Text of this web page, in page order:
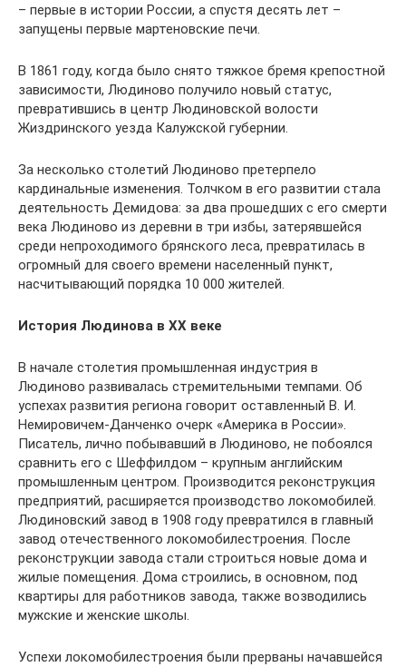
– первые в истории России, а спустя десять лет –
запущены первые мартеновские печи.
В 1861 году, когда было снято тяжкое бремя крепостной
зависимости, Людиново получило новый статус,
превратившись в центр Людиновской волости
Жиздринского уезда Калужской губернии.
За несколько столетий Людиново претерпело
кардинальные изменения. Толчком в его развитии стала
деятельность Демидова: за два прошедших с его смерти
века Людиново из деревни в три избы, затерявшейся
среди непроходимого брянского леса, превратилась в
огромный для своего времени населенный пункт,
насчитывающий порядка 10 000 жителей.
История Людинова в XX веке
В начале столетия промышленная индустрия в
Людиново развивалась стремительными темпами. Об
успехах развития региона говорит оставленный В. И.
Немировичем-Данченко очерк «Америка в России».
Писатель, лично побывавший в Людиново, не побоялся
сравнить его с Шеффилдом – крупным английским
промышленным центром. Производится реконструкция
предприятий, расширяется производство локомобилей.
Людиновский завод в 1908 году превратился в главный
завод отечественного локомобилестроения. После
реконструкции завода стали строиться новые дома и
жилые помещения. Дома строились, в основном, под
квартиры для работников завода, также возводились
мужские и женские школы.
Успехи локомобилестроения были прерваны начавшейся